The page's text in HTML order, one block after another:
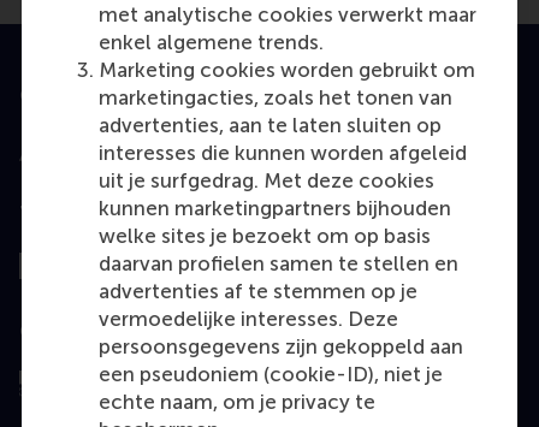
met analytische cookies verwerkt maar
enkel algemene trends.
Marketing cookies worden gebruikt om
marketingacties, zoals het tonen van
advertenties, aan te laten sluiten op
interesses die kunnen worden afgeleid
uit je surfgedrag. Met deze cookies
kunnen marketingpartners bijhouden
welke sites je bezoekt om op basis
daarvan profielen samen te stellen en
advertenties af te stemmen op je
vermoedelijke interesses. Deze
persoonsgegevens zijn gekoppeld aan
een pseudoniem (cookie-ID), niet je
echte naam, om je privacy te
Geaccrediteerd door
Top gerangschikt
Geëvalueerd door